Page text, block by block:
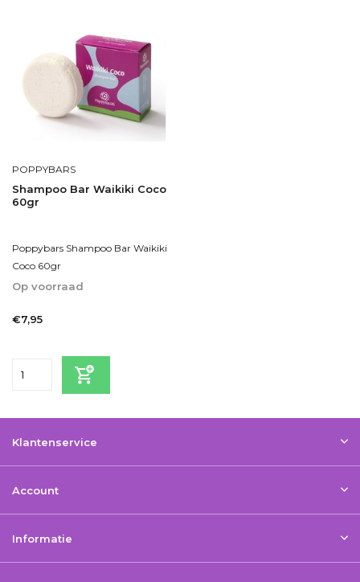
POPPYBARS
Shampoo Bar Waikiki Coco
60gr
Poppybars Shampoo Bar Waikiki
Coco 60gr
Op voorraad
€7,95
Klantenservice
Account
Informatie